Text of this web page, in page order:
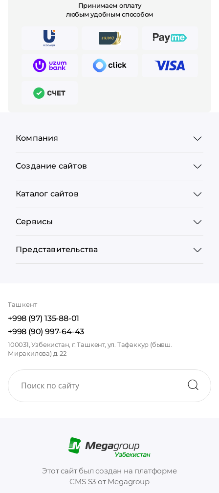
Принимаем оплату
любым удобным способом
Этот сайт был создан на платформе
CMS S3 от Megagroup
Компания
Создание сайтов
Каталог сайтов
Сервисы
Представительства
Ташкент
+998 (97) 135-88-01
+998 (90) 997-64-43
100031, Узбекистан, г. Ташкент, ул. Тафаккур (бывш.
Миракилова) д. 22